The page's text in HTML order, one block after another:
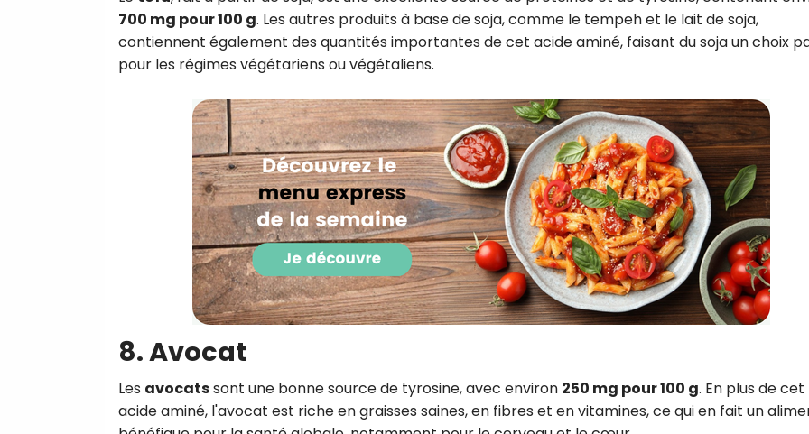
700 mg pour 100 g. Les autres produits à base de soja, comme le tempeh et le lait de soja,
contiennent également des quantités importantes de cet acide aminé, faisant du soja un choix
pour les régimes végétariens ou végétaliens.
8. Avocat
Les avocatssont une bonne source de tyrosine, avec environ 250 mg pour 100 g. En plus de cet
acide aminé, l'avocat est riche en graisses saines, en fibres et en vitamines, ce qui en fait un